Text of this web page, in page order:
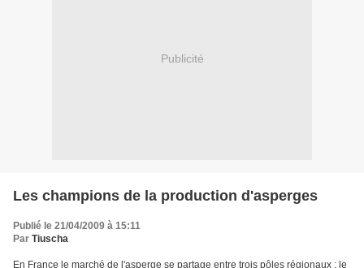
Publicité
Les champions de la production d'asperges
Publié le 21/04/2009 à 15:11
Par Tiuscha
En France le marché de l'asperge se partage entre trois pôles régionaux : le